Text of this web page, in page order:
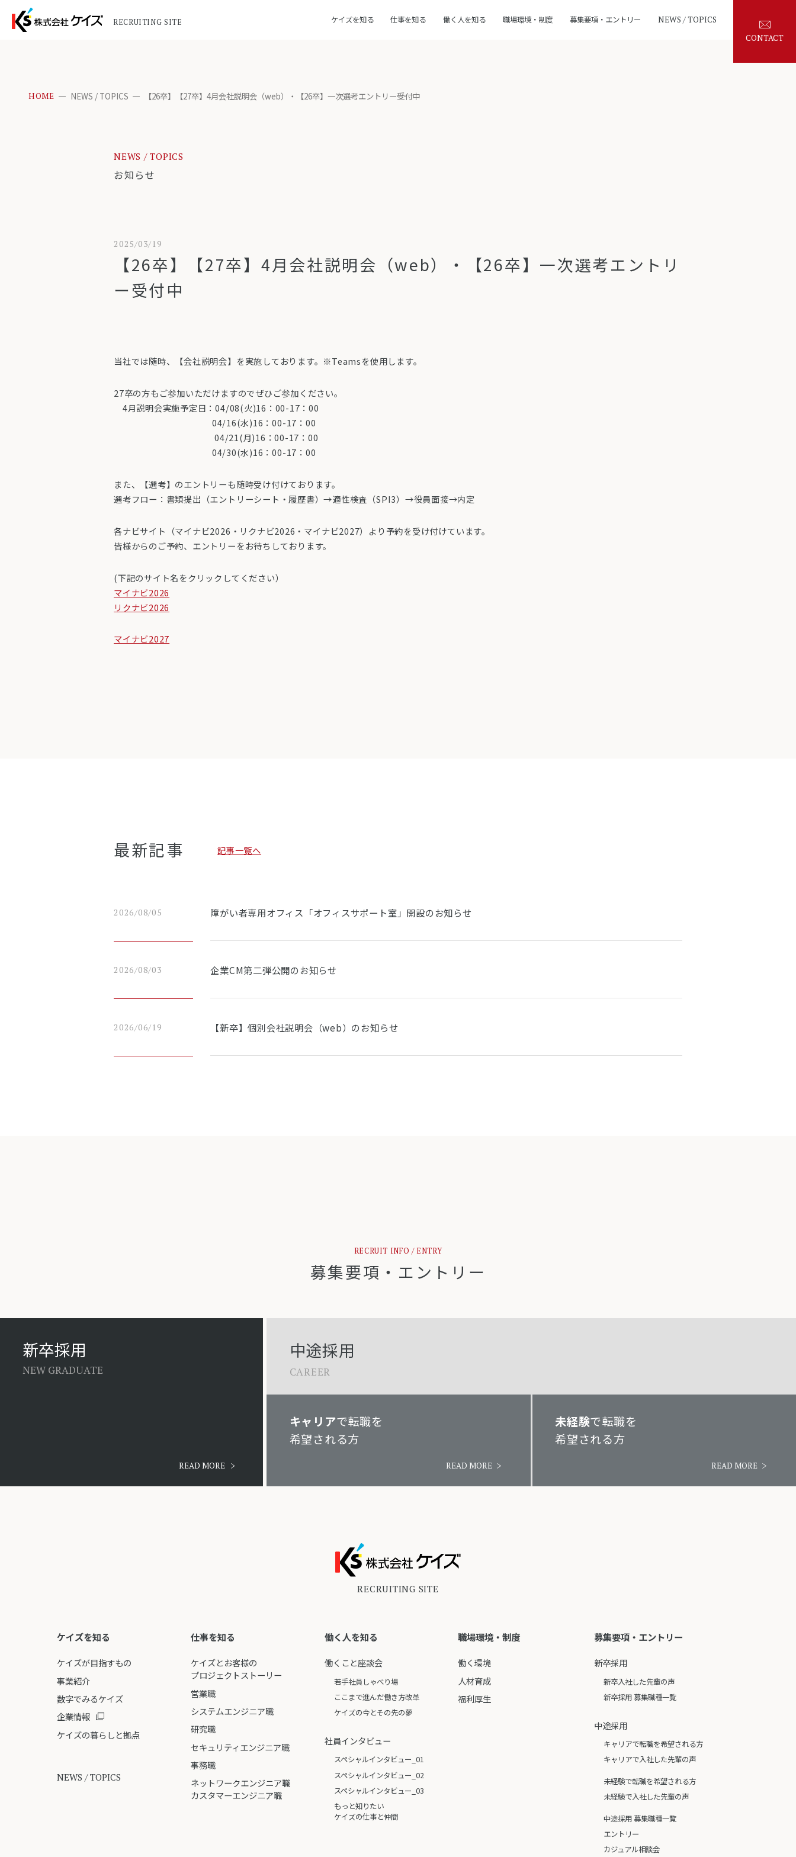
RECRUITING SITE
HOME NEWS / TOPICS 【26卒】【27卒】4月会社説明会（web）・【26卒】一次選考エントリー受付中
NEWS / TOPICS
お知らせ
2025/03/19
【26卒】【27卒】4月会社説明会（web）・【26卒】一次選考エントリ
ー受付中
当社では随時、【会社説明会】を実施しております。※Teamsを使用します。
27卒の方もご参加いただけますのでぜひご参加ください。
4月説明会実施予定日：04/08(火)16：00-17：00
04/16(水)16：00-17：00
04/21(月)16：00-17：00
04/30(水)16：00-17：00
また、【選考】のエントリーも随時受け付けております。
選考フロー：書類提出（エントリーシート・履歴書）→適性検査（SPI3）→役員面接→内定
各ナビサイト（マイナビ2026 ・リクナビ2026・マイナビ2027）より予約を受け付けています。
皆様からのご予約、エントリーをお待ちしております。
(下記のサイト名をクリックしてください）
マイナビ2026
リクナビ2026
マイナビ2027
最新記事 記事一覧へ
2026/08/05 障がい者専用オフィス「オフィスサポート室」開設のお知らせ
2026/08/03 企業CM第二弾公開のお知らせ
2026/06/19 【新卒】個別会社説明会（web）のお知らせ
RECRUIT INFO / ENTRY
募集要項・エントリー
新卒採用
NEW GRADUATE
READ MORE
中途採用
CAREER
キャリアで転職を
希望される方
READ MORE
未経験で転職を
希望される方
READ MORE
RECRUITING SITE
ケイズを知る
ケイズが目指すもの
事業紹介
数字でみるケイズ
企業情報
ケイズの暮らしと拠点
NEWS / TOPICS
仕事を知る
ケイズとお客様の
プロジェクトストーリー
営業職
システムエンジニア職
研究職
セキュリティエンジニア職
事務職
ネットワークエンジニア職
カスタマーエンジニア職
働く人を知る
働くこと座談会
若手社員しゃべり場
ここまで進んだ働き方改革
ケイズの今とその先の夢
社員インタビュー
スペシャルインタビュー_01
スペシャルインタビュー_02
スペシャルインタビュー_03
もっと知りたい
ケイズの仕事と仲間
職場環境・制度
働く環境
人材育成
福利厚生
募集要項・エントリー
新卒採用
新卒入社した先輩の声
新卒採用 募集職種一覧
中途採用
キャリアで転職を希望される方
キャリアで入社した先輩の声
未経験で転職を希望される方
未経験で入社した先輩の声
中途採用 募集職種一覧
エントリー
カジュアル相談会
ケイズを知る 仕事を知る 働く人を知る 職場環境・制度 募集要項・エントリー
NEWS / TOPICS
CONTACT